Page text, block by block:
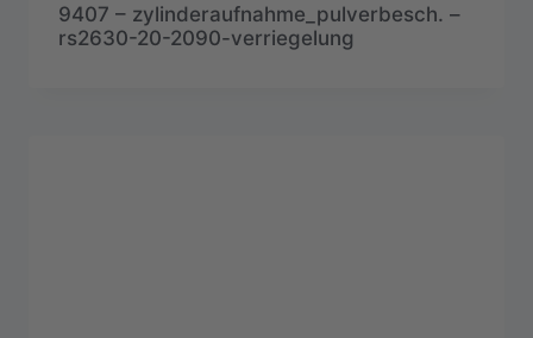
9407 – zylinderaufnahme_pulverbesch. –
rs2630-20-2090-verriegelung